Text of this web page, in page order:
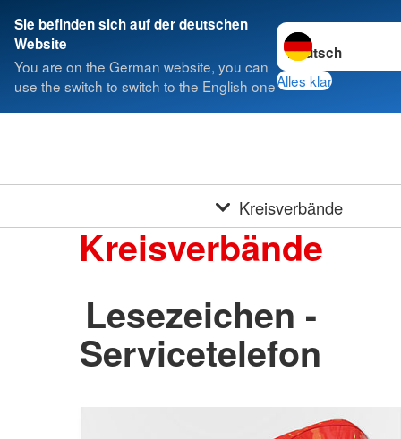
Sie befinden sich auf der deutschen
Website
You are on the German website, you can
use the switch to switch to the English one
Sprache wechseln
Alles klar
Kreisverbände
Kreisverbände
Lesezeichen -
Servicetelefon